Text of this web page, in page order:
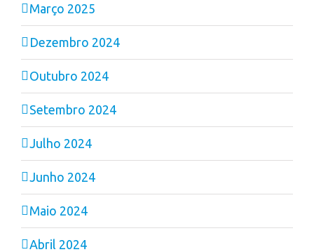
Março 2025
Dezembro 2024
Outubro 2024
Setembro 2024
Julho 2024
Junho 2024
Maio 2024
Abril 2024